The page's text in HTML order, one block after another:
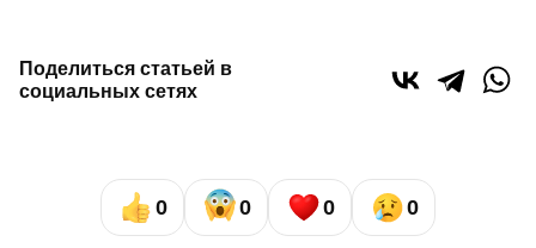
Поделиться статьей в
социальных сетях
0 0 0 0